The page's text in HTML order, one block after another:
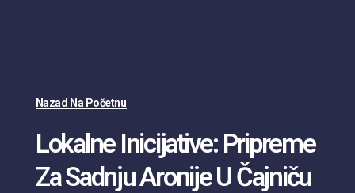
Nazad Na Početnu
Lokalne Inicijative: Pripreme
Za Sadnju Aronije U Čajniču